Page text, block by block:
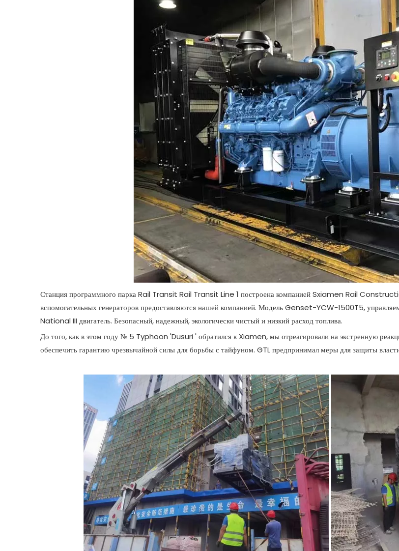
Станция программного парка Rail Transit Rail Transit Line 1 построена компанией Sxiamen Rail
вспомогательных генераторов предоставляются нашей компанией. Модель Genset-YCW-1500T5,
National III двигатель. Безопасный, надежный, экологически чистый и низкий расход топлива.
До того, как в этом году № 5 Typhoon 'Dusuri ' обратился к Xiamen, мы отреагировали на экстренную
обеспечить гарантию чрезвычайной силы для борьбы с тайфуном. GTL предпринимал меры для защиты